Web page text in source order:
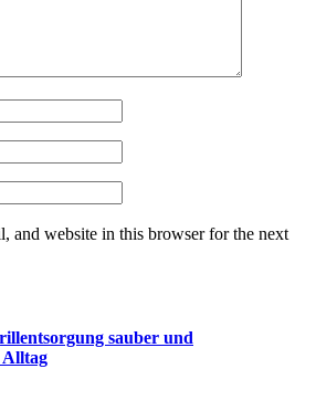
and website in this browser for the next
sauber und
Alltag